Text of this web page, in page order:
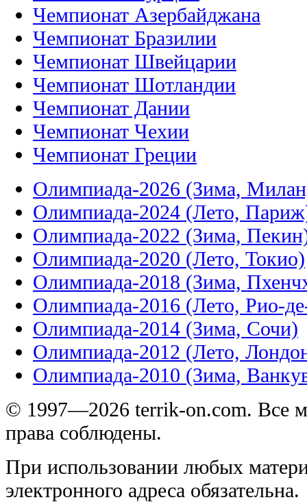
Чемпионат Азербайджана
Чемпионат Бразилии
Чемпионат Швейцарии
Чемпионат Шотландии
Чемпионат Дании
Чемпионат Чехии
Чемпионат Греции
Олимпиада-2026 (Зима,
Олимпиада-2024 (Лето,
Олимпиада-2022 (Зима,
Олимпиада-2020 (Лето, Токио)
Олимпиада-2018 (Зима,
Олимпиада-2016 (Лето, Рио-
Олимпиада-2014 (Зима, Сочи)
Олимпиада-2012 (Лето,
Олимпиада-2010 (Зима,
© 1997—2026 terrik-on.com. Все
права соблюдены.
При использовании любых
электронного адреса обязательна.